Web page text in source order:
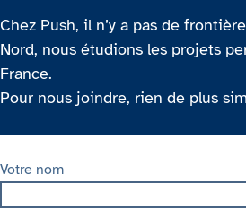
Chez Push, il n’y a pas de
Nord, nous étudions les projets
France.
Pour nous joindre, rien de plus
Votre nom